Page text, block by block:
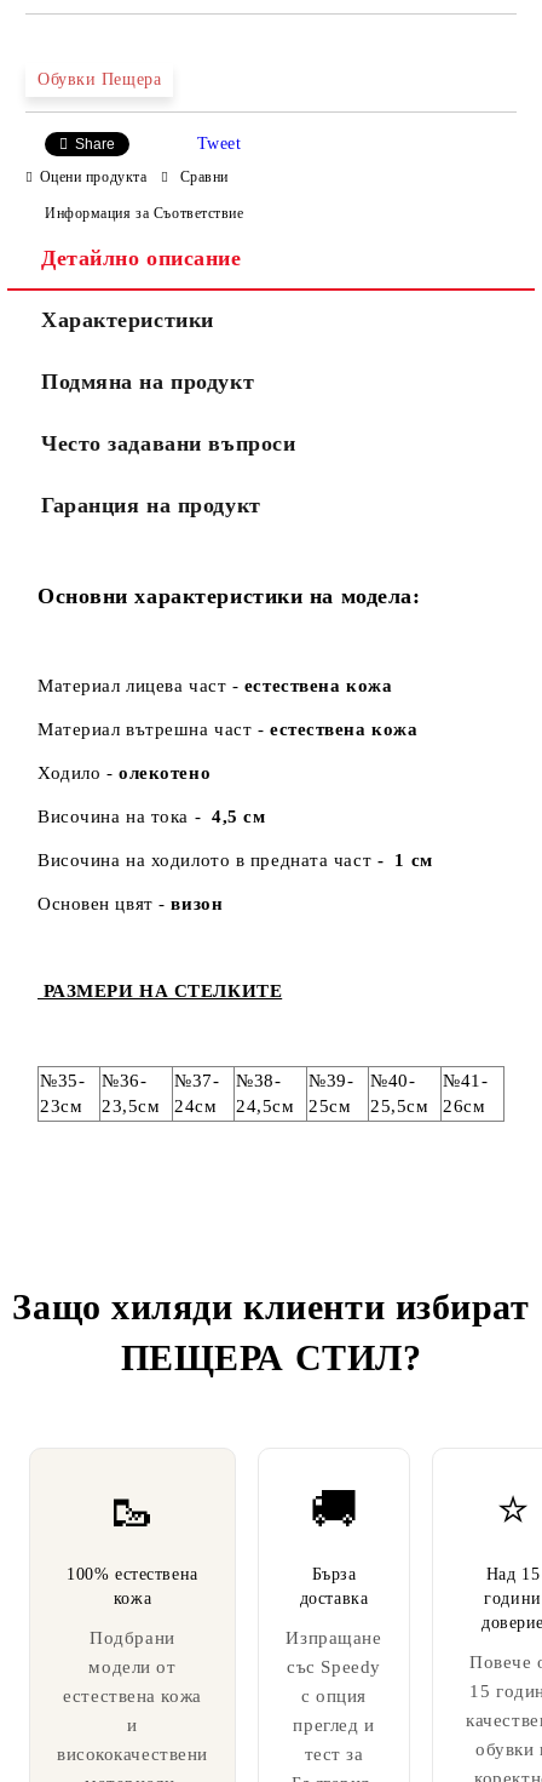
Ние ще се свържем с вас в рамките на работния ден.
Обувки Пещера
Share Tweet
Оцени продукта Сравни
Информация за Съответствие
Детайлно описание
Характеристики
Подмяна на продукт
Често задавани въпроси
Гаранция на продукт
Основни характеристики на модела:
Материал лицева част - естествена кожа
Материал вътрешна част - естествена кожа
Ходило -олекотено
Височина на тока - 4,5 см
Височина на ходилото в предната част - 1 см
Основен цвят -визон
РАЗМЕРИ НА СТЕЛКИТЕ
№35-
23см
№36-
23,5см
№37-
24см
№38-
24,5см
№39-
25см
№40-
25,5см
№41-
26см
Защо хиляди клиенти избират
ПЕЩЕРА СТИЛ?
🥾
100% естествена
кожа
Подбрани
модели от
естествена кожа
и
висококачествени
🚚
Бърза
доставка
Изпращане
със Speedy
с опция
преглед и
тест за
⭐
Над 15
години
Повече
15
обувки